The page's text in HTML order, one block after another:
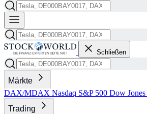
Schließen
Märkte
DAX/MDAX Nasdaq S&P 500 Dow Jones
Trading